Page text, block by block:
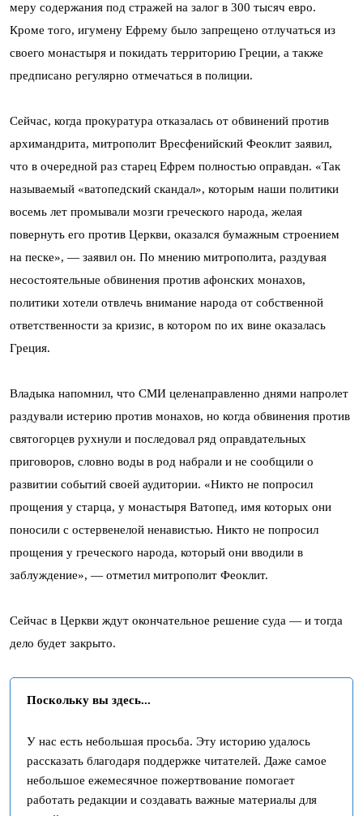
меру содержания под стражей на залог в 300 тысяч евро.
Кроме того, игумену Ефрему было запрещено отлучаться из
своего монастыря и покидать территорию Греции, а также
предписано регулярно отмечаться в полиции.
Сейчас, когда прокуратура отказалась от обвинений против
архимандрита, митрополит Вресфенийский Феоклит заявил,
что в очередной раз старец Ефрем полностью оправдан. «Так
называемый «ватопедский скандал», которым наши политики
восемь лет промывали мозги греческого народа, желая
повернуть его против Церкви, оказался бумажным строением
на песке», — заявил он. По мнению митрополита, раздувая
несостоятельные обвинения против афонских монахов,
политики хотели отвлечь внимание народа от собственной
ответственности за кризис, в котором по их вине оказалась
Греция.
Владыка напомнил, что СМИ целенаправленно днями напролет
раздували истерию против монахов, но когда обвинения против
святогорцев рухнули и последовал ряд оправдательных
приговоров, словно воды в род набрали и не сообщили о
развитии событий своей аудитории. «Никто не попросил
прощения у старца, у монастыря Ватопед, имя которых они
поносили с остервенелой ненавистью. Никто не попросил
прощения у греческого народа, который они вводили в
заблуждение», — отметил митрополит Феоклит.
Сейчас в Церкви ждут окончательное решение суда — и тогда
дело будет закрыто.
Поскольку вы здесь...
У нас есть небольшая просьба. Эту историю удалось
рассказать благодаря поддержке читателей. Даже самое
небольшое ежемесячное пожертвование помогает
работать редакции и создавать важные материалы для